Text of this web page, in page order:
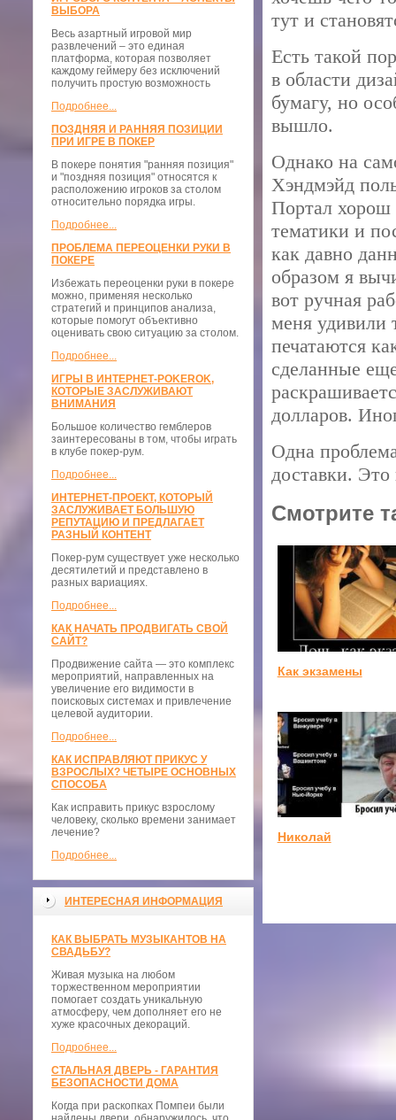
ВЫБОРА
Весь азартный игровой мир
развлечений – это единая
платформа, которая позволяет
каждому геймеру без исключений
получить простую возможность
Подробнее...
ПОЗДНЯЯ И РАННЯЯ ПОЗИЦИИ
ПРИ ИГРЕ В ПОКЕР
В покере понятия "ранняя позиция"
и "поздняя позиция" относятся к
расположению игроков за столом
относительно порядка игры.
Подробнее...
ПРОБЛЕМА ПЕРЕОЦЕНКИ РУКИ В
ПОКЕРЕ
Избежать переоценки руки в покере
можно, применяя несколько
стратегий и принципов анализа,
которые помогут объективно
оценивать свою ситуацию за столом.
Подробнее...
ИГРЫ В ИНТЕРНЕТ-POKEROK,
КОТОРЫЕ ЗАСЛУЖИВАЮТ
ВНИМАНИЯ
Большое количество гемблеров
заинтересованы в том, чтобы играть
в клубе покер-рум.
Подробнее...
ИНТЕРНЕТ-ПРОЕКТ, КОТОРЫЙ
ЗАСЛУЖИВАЕТ БОЛЬШУЮ
РЕПУТАЦИЮ И ПРЕДЛАГАЕТ
РАЗНЫЙ КОНТЕНТ
Покер-рум существует уже несколько
десятилетий и представлено в
разных вариациях.
Подробнее...
КАК НАЧАТЬ ПРОДВИГАТЬ СВОЙ
САЙТ?
Продвижение сайта — это комплекс
мероприятий, направленных на
увеличение его видимости в
поисковых системах и привлечение
целевой аудитории.
Подробнее...
КАК ИСПРАВЛЯЮТ ПРИКУС У
ВЗРОСЛЫХ? ЧЕТЫРЕ ОСНОВНЫХ
СПОСОБА
Как исправить прикус взрослому
человеку, сколько времени занимает
лечение?
Подробнее...
ИНТЕРЕСНАЯ ИНФОРМАЦИЯ
КАК ВЫБРАТЬ МУЗЫКАНТОВ НА
СВАДЬБУ?
Живая музыка на любом
торжественном мероприятии
помогает создать уникальную
атмосферу, чем дополняет его не
хуже красочных декораций.
Подробнее...
СТАЛЬНАЯ ДВЕРЬ - ГАРАНТИЯ
БЕЗОПАСНОСТИ ДОМА
Когда при раскопках Помпеи были
тут и
Есть такой
в области
бумагу, но
вышло.
Однако на
Хэндмэйд
Портал хорош
тематики и
как давно
образом я
вот ручная
меня удивили
печатаются
сделанные
долларов.
Одна
доставки. Это
Смотрите
Как экзамены
Николай